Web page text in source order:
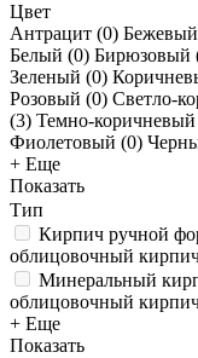
Цвет
Антрацит (0)
Белый (0) Бирюзовый
Зеленый (0)
Розовый (0) Светло-
(3) Темно-
Фиолетовый (0)
+ Еще
Показать
Тип
Кирпич ручной
облицовочный
Минеральный
облицовочный
+ Еще
Показать